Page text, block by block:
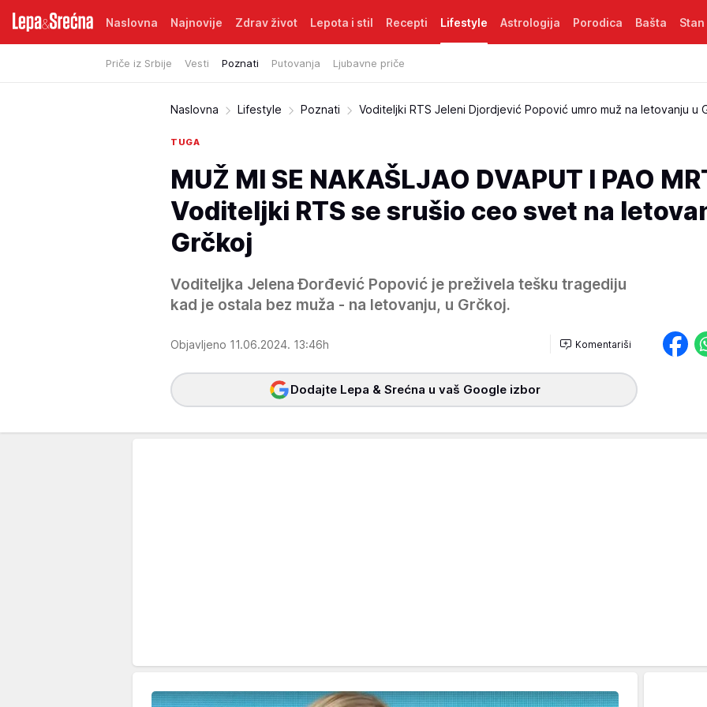
Naslovna Najnovije Zdrav život Lepota i stil Recepti Lifestyle
Priče iz Srbije Vesti Poznati Putovanja Ljubavne priče
Astrologija Porodica Bašta Stan
Naslovna Lifestyle Poznati Voditeljki RTS Jeleni Djordjević Popović umro muž na letovanju u
TUGA
MUŽ MI SE NAKAŠLJAO DVAPUT I PAO
Voditeljki RTS se srušio ceo svet na
Grčkoj
Voditeljka Jelena Đorđević Popović je preživela tešku tragediju
kad je ostala bez muža - na letovanju, u Grčkoj.
Objavljeno 11.06.2024. 13:46h Komentariši
Dodajte Lepa & Srećna u vaš Google izbor